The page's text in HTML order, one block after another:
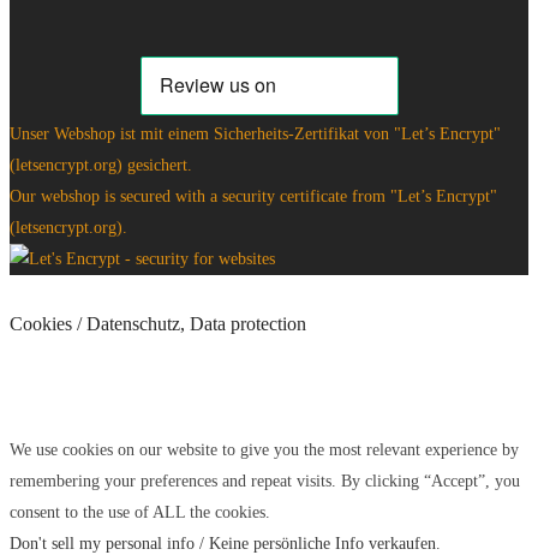
Unser Webshop ist mit einem Sicherheits-Zertifikat von "Let’s Encrypt"
(letsencrypt.org) gesichert.
Our webshop is secured with a security certificate from "Let’s Encrypt"
(letsencrypt.org).
Cookies / Datenschutz, Data protection
We use cookies on our website to give you the most relevant experience by
remembering your preferences and repeat visits. By clicking “Accept”, you
consent to the use of ALL the cookies.
Don't sell my personal info / Keine persönliche Info verkaufen.